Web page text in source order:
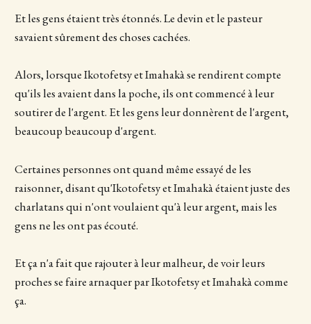
Et les gens étaient très étonnés. Le devin et le pasteur
savaient sûrement des choses cachées.
Alors, lorsque Ikotofetsy et Imahakà se rendirent compte
qu'ils les avaient dans la poche, ils ont commencé à leur
soutirer de l'argent. Et les gens leur donnèrent de l'argent,
beaucoup beaucoup d'argent.
Certaines personnes ont quand même essayé de les
raisonner, disant qu'Ikotofetsy et Imahakà étaient juste des
charlatans qui n'ont voulaient qu'à leur argent, mais les
gens ne les ont pas écouté.
Et ça n'a fait que rajouter à leur malheur, de voir leurs
proches se faire arnaquer par Ikotofetsy et Imahakà comme
ça.